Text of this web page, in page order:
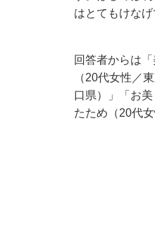
はとてもけなげ
回答者からは
（20代女性／
口県）」「お
たため（20代